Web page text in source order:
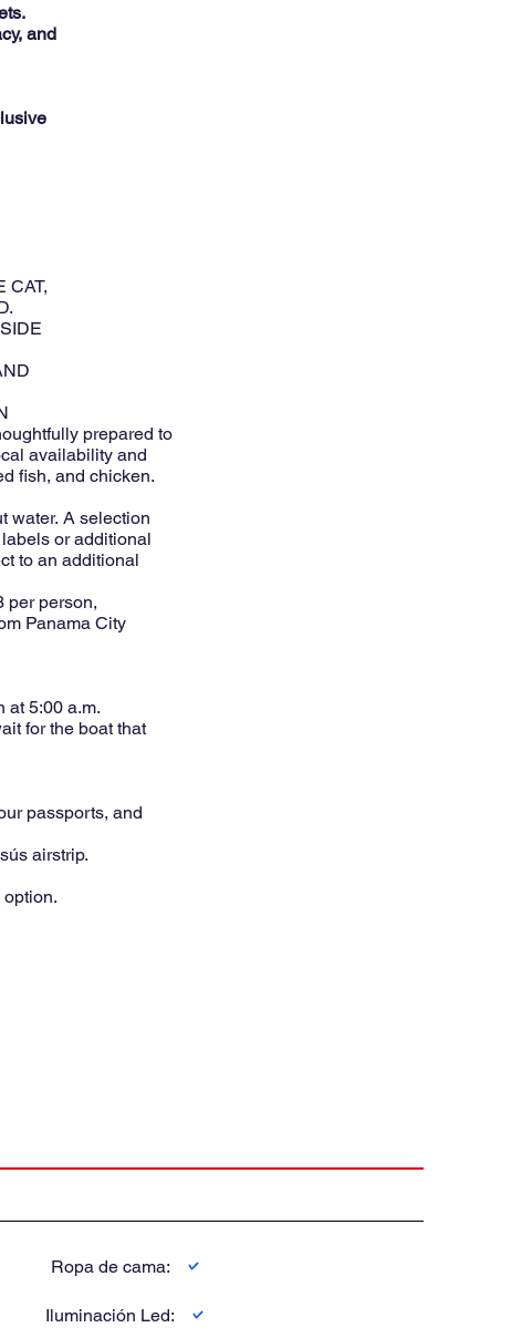
and
CAT,
prepared to
availability and
fish, and chicken.
water. A selection
or additional
to an additional
per person,
Panama City
at 5:00 a.m.
for the boat that
passports, and
airstrip.
Ropa de cama:
Iluminación Led: